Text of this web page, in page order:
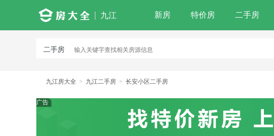
九江 新房 特价房 二手房
二手房
九江房大全 > 九江二手房 > 长安小区二手房
广告